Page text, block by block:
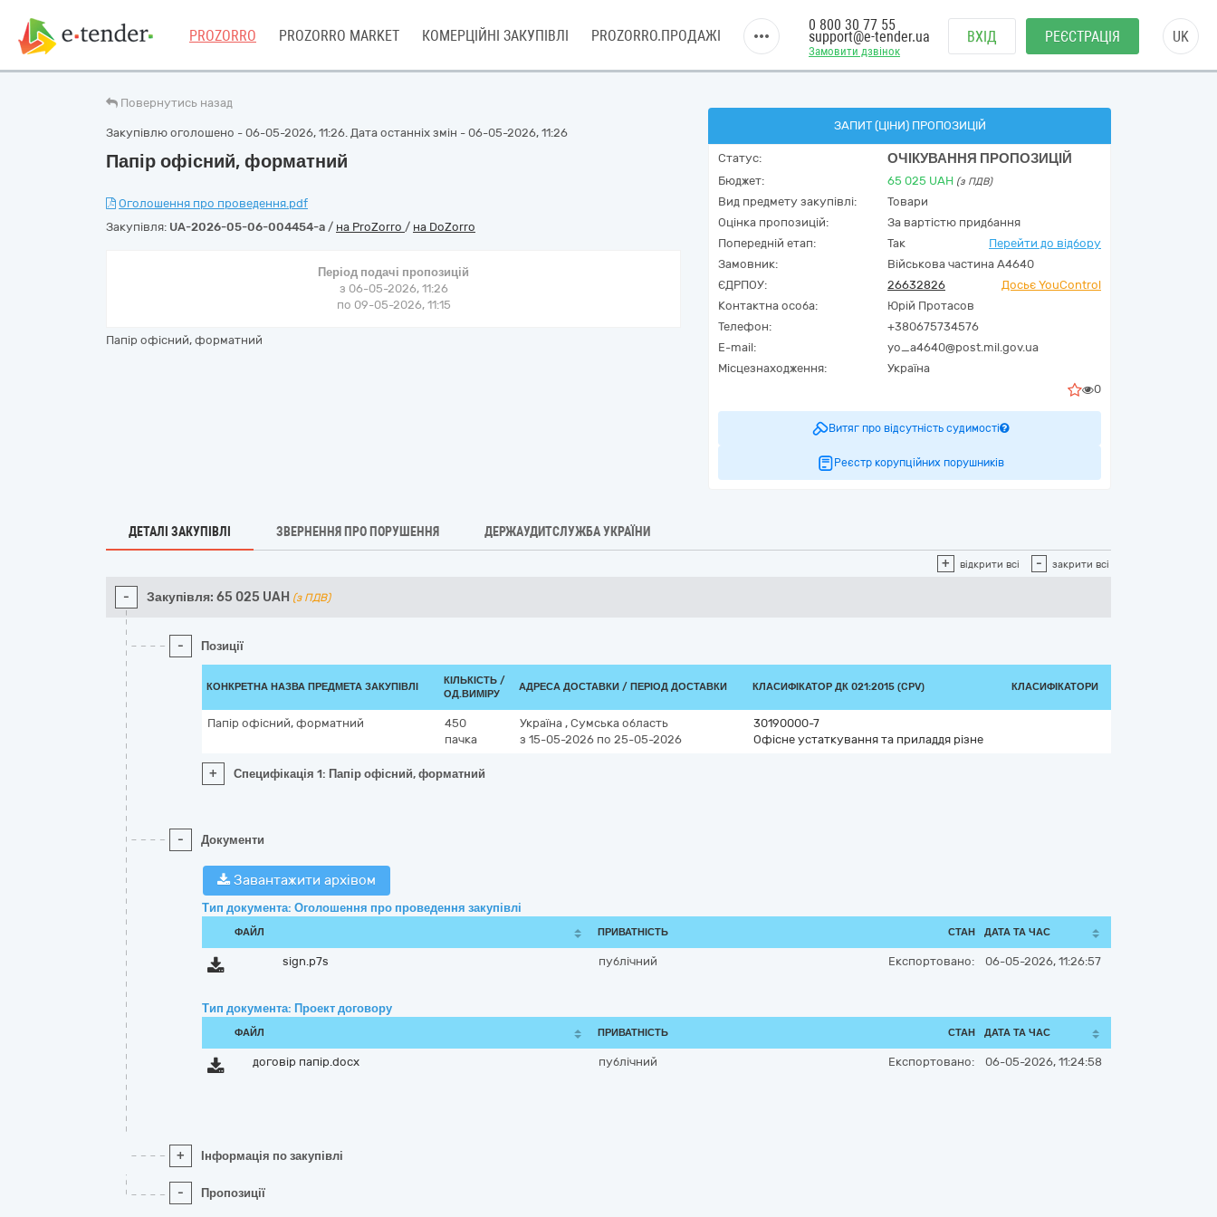
PROZORRO PROZORRO MARKET КОМЕРЦІЙНІ ЗАКУПІВЛІ PROZORRO.ПРОДАЖІ
Замовити дзвінок
0 800 30 77 55
support@e-tender.ua ВХІД РЕЄСТРАЦІЯ UK
Повернутись назад
Закупівлю оголошено - 06-05-2026, 11:26. Дата останніх змін - 06-05-2026, 11:26
Папір офісний, форматний
Оголошення про проведення.pdf
Закупівля: UA-2026-05-06-004454-a / на ProZorro / на DoZorro
Період подачі пропозицій
з 06-05-2026, 11:26
по 09-05-2026, 11:15
Папір офісний, форматний
ЗАПИТ (ЦІНИ) ПРОПОЗИЦІЙ
Статус: ОЧІКУВАННЯ ПРОПОЗИЦІЙ
Бюджет: 65 025 UAH (з ПДВ)
Вид предмету закупівлі:
Товари
Оцінка пропозицій:
За вартістю придбання
Попередній етап:
Так
Перейти до відбору
Замовник:
Військова частина А4640
ЄДРПОУ:
26632826
Досьє YouControl
Контактна особа:
Юрій Протасов
Телефон:
+380675734576
E-mail:
yo_a4640@post.mil.gov.ua
Місцезнаходження:
Україна
0
Витяг про відсутність судимості
Реєстр корупційних порушників
ДЕТАЛІ ЗАКУПІВЛІ ЗВЕРНЕННЯ ПРО ПОРУШЕННЯ ДЕРЖАУДИТСЛУЖБА УКРАЇНИ
+ відкрити всі - закрити всі
- Закупівля: 65 025 UAH (з ПДВ)
- Позиції
КОНКРЕТНА НАЗВА ПРЕДМЕТА ЗАКУПІВЛІ
КІЛЬКІСТЬ /
ОД.ВИМІРУ
АДРЕСА ДОСТАВКИ / ПЕРІОД ДОСТАВКИ КЛАСИФІКАТОР ДК 021:2015 (CPV) КЛАСИФІКАТОРИ
Папір офісний, форматний
450
пачка
Україна , Сумська область
з 15-05-2026 по 25-05-2026
30190000-7
Офісне устаткування та приладдя різне
+ Специфікація 1: Папір офісний, форматний
- Документи
Завантажити архівом
Тип документа: Оголошення про проведення закупівлі
ФАЙЛ ПРИВАТНІСТЬ СТАН ДАТА ТА ЧАС
sign.p7s публічний Експортовано: 06-05-2026, 11:26:57
Тип документа: Проект договору
ФАЙЛ ПРИВАТНІСТЬ СТАН ДАТА ТА ЧАС
договір папір.docx публічний Експортовано: 06-05-2026, 11:24:58
+ Інформація по закупівлі
- Пропозиції